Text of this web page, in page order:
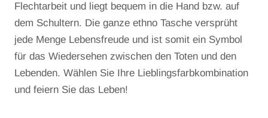
Flechtarbeit und liegt bequem in die Hand bzw. auf
dem Schultern. Die ganze ethno Tasche versprüht
jede Menge Lebensfreude und ist somit ein Symbol
für das Wiedersehen zwischen den Toten und den
Lebenden. Wählen Sie Ihre Lieblingsfarbkombination
und feiern Sie das Leben!